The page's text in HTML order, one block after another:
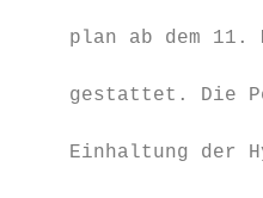
plan ab dem 11.
gestattet. Die
Einhaltung der